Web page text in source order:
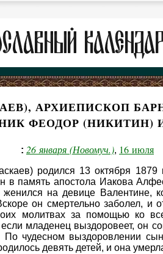
АРХИЕПИСКОП
ФЕОДОР (НИКИТИН)
: 26 января (Новомуч.), 16 июля
родился 13 октября 1879
в память апостола Иакова
на девице Валентине,
он смертельно заболел, и
молитвах за помощью ко
младенец выздоровеет, он
По чудесном выздоровлении
девять детей, и она